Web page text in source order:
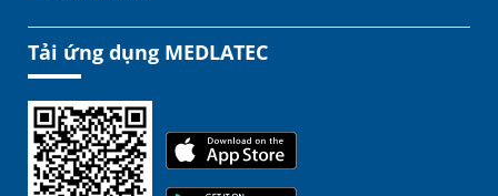
Tải ứng dụng MEDLATEC